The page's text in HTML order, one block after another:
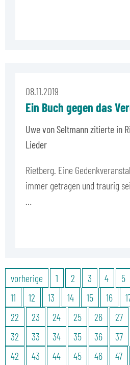
08.11.2019
Ein Buch gegen das
Uwe von Seltmann zitierte in
Lieder
Rietberg. Eine
immer getragen und traurig
…
vorherige 1 2 3 4 5
11
12 13 14 15 16
22
23 24 25 26 27
32
33 34 35 36 37
42
43 44 45 46 47